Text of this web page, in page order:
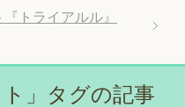
トライアルル』
」タグの記事